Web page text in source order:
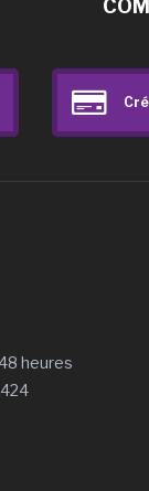
heures